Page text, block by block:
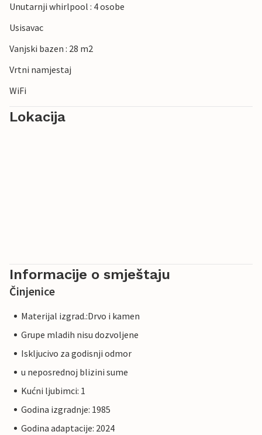
Unutarnji whirlpool : 4 osobe
Usisavac
Vanjski bazen : 28 m2
Vrtni namjestaj
WiFi
Lokacija
Informacije o smještaju
Činjenice
Materijal izgrad.:Drvo i kamen
Grupe mladih nisu dozvoljene
Iskljucivo za godisnji odmor
u neposrednoj blizini sume
Kućni ljubimci: 1
Godina izgradnje: 1985
Godina adaptacije: 2024